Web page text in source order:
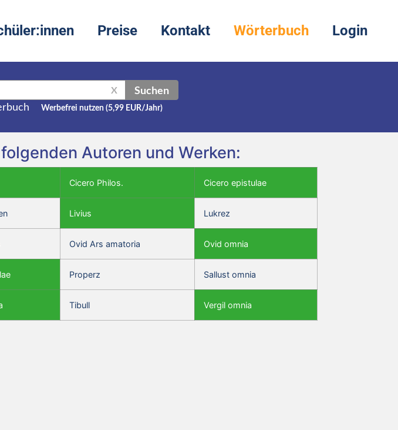
Preise Kontakt Wörterbuch Login
X Suchen
Werbefrei nutzen (5,99 EUR/Jahr)
Autoren und Werken:
Cicero Philos. Cicero epistulae
Livius Lukrez
Ovid Ars amatoria Ovid omnia
Properz Sallust omnia
Tibull Vergil omnia